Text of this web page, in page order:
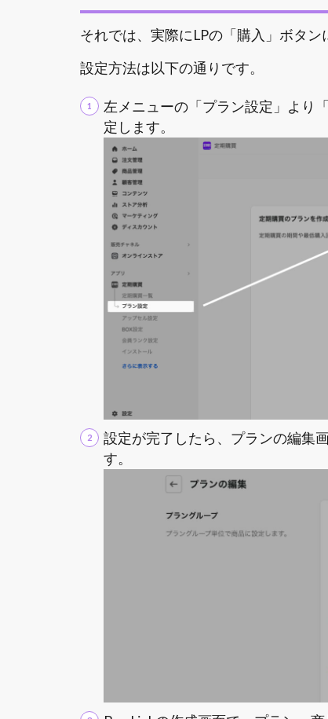
それでは、実際にLPの「購入」ボタン
設定方法は以下の通りです。
左メニューの「プラン設定」より
定します。
設定が完了したら、プランの編集
す。